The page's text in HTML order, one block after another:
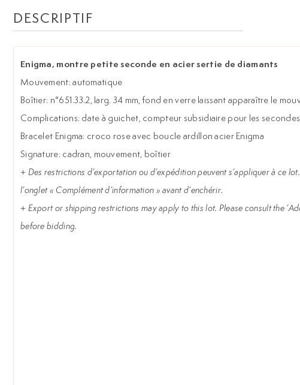
DESCRIPTIF
Enigma, montre petite seconde en acier sertie de diamants
Mouvement: automatique
Boîtier: n°651.33.2, larg. 34 mm, fond en verre laissant apparaître le
Complications: date à guichet, compteur subsidiaire pour les secondes
Bracelet Enigma: croco rose avec boucle ardillon acier Enigma
Signature: cadran, mouvement, boîtier
+ Des restrictions d’exportation ou d’expédition peuvent s’appliquer à ce
l’onglet « Complément d’information » avant d’enchérir.
+ Export or shipping restrictions may apply to this lot. Please consult the
before bidding.